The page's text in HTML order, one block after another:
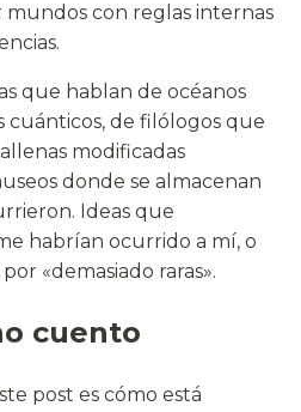
mundos con reglas internas
que hablan de océanos
cuánticos, de filólogos que
modificadas
donde se almacenan
Ideas que
habrían ocurrido a mí, o
«demasiado raras».
cuento
post es cómo está